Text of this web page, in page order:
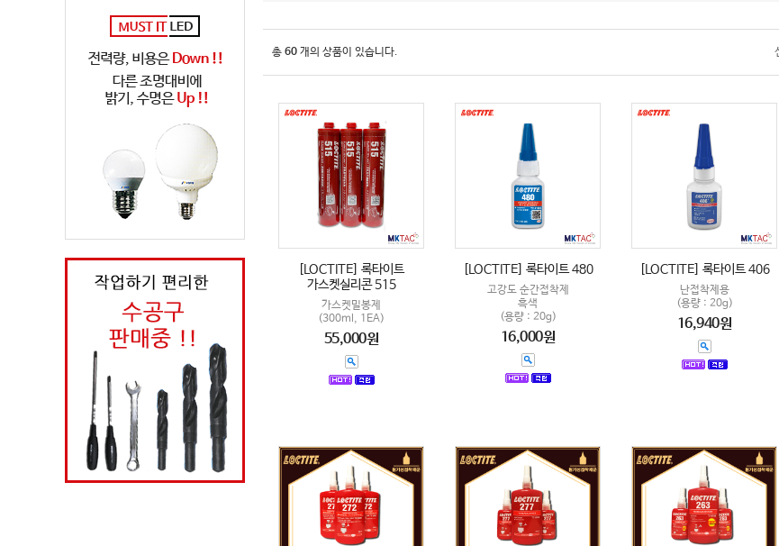
총 60 개의 상품이 있습니다.
[LOCTITE] 록타이트
가스켓실리콘 515
가스켓밀봉제
(300ml, 1EA)
55,000원
[LOCTITE] 록타이트 480
고강도 순간접착제
흑색
(용량 : 20g)
16,000원
[LOCTITE] 록타이트 406
난접착제용
(용량 : 20g)
16,940원